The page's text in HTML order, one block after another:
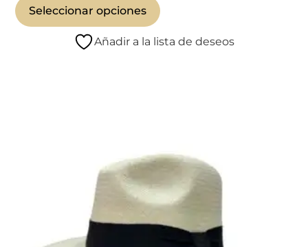
Seleccionar opciones
Añadir a la lista de deseos